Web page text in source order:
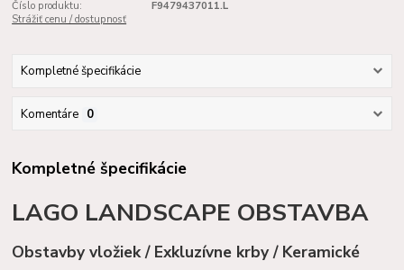
Číslo produktu:
F9479437011.L
Strážiť cenu / dostupnosť
Kompletné špecifikácie
Komentáre 0
Kompletné špecifikácie
LAGO LANDSCAPE OBSTAVBA
Obstavby vložiek / Exkluzívne krby / Keramické